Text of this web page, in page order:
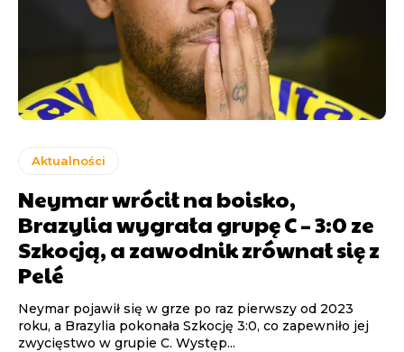
Aktualności
Neymar wrócił na boisko,
Brazylia wygrała grupę C – 3:0 ze
Szkocją, a zawodnik zrównał się z
Pelé
Neymar pojawił się w grze po raz pierwszy od 2023
roku, a Brazylia pokonała Szkocję 3:0, co zapewniło jej
zwycięstwo w grupie C. Występ...